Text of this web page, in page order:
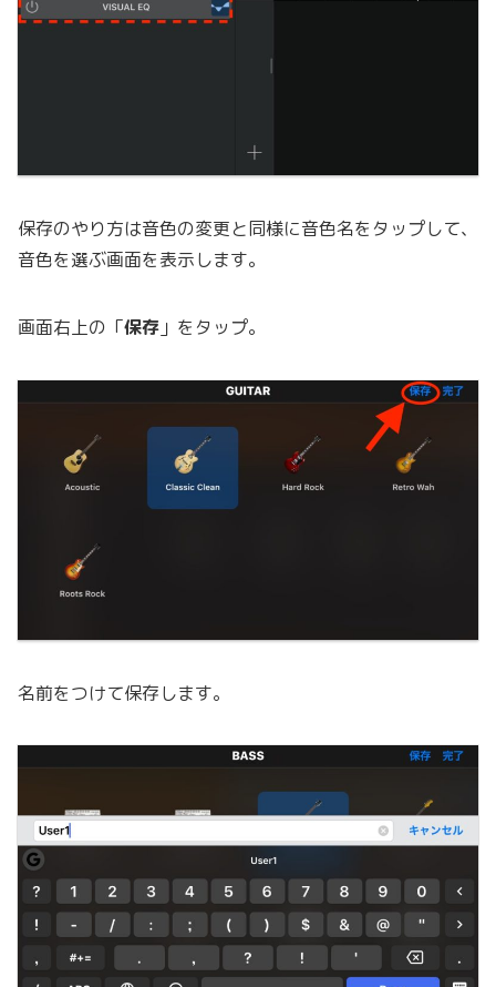
保存のやり方は音色の変更と同様に音色名をタップして、
音色を選ぶ画面を表示します。
画面右上の「保存 」をタップ。
名前をつけて保存します。